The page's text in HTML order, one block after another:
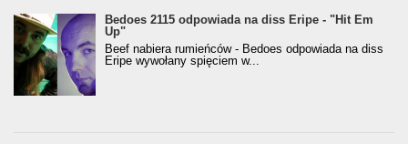
Bedoes 2115 odpowiada na diss Eripe - "Hit Em
Up"
Beef nabiera rumieńców - Bedoes odpowiada na diss
Eripe wywołany spięciem w...